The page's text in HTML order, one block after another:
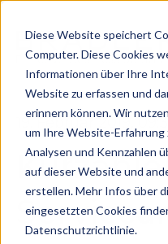
Diese Website speichert
Computer. Diese Cookies
Informationen über Ihre
Website zu erfassen und
erinnern können. Wir
um Ihre Website-Erfahrung
Analysen und Kennzahlen
auf dieser Website und
erstellen. Mehr Infos über
eingesetzten Cookies
Datenschutzrichtlinie.
19. Februar 2019,